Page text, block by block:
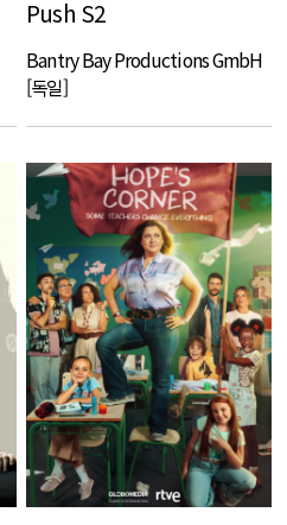
Push S2
Bantry Bay Productions GmbH
[독일]